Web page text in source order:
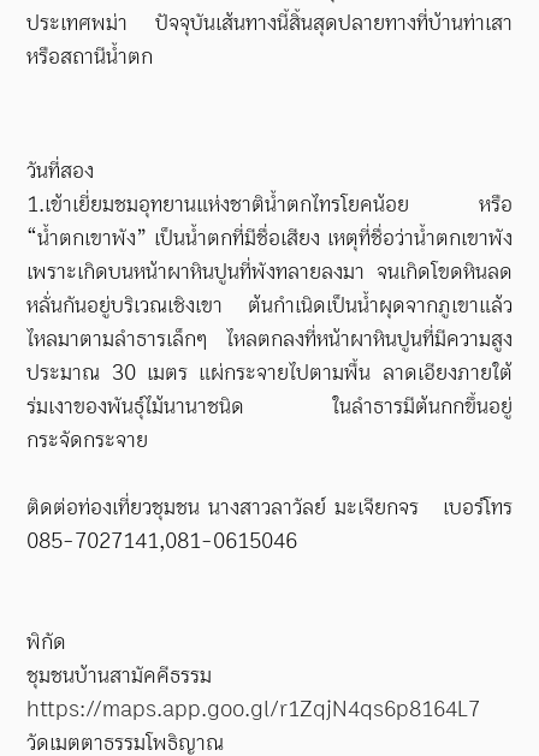
ประเทศพม่า ปัจจุบันเส้นทางนี้สิ้นสุดปลายทางที่บ้านท่าเสา
หรือสถานีน้ำตก
วันที่สอง
1.เข้าเยี่ยมชมอุทยานแห่งชาติน้ำตกไทรโยคน้อย หรือ
“น้ำตกเขาพัง” เป็นน้ำตกที่มีชื่อเสียง เหตุที่ชื่อว่าน้ำตกเขาพัง
เพราะเกิดบนหน้าผาหินปูนที่พังทลายลงมา จนเกิดโขดหินลด
หลั่นกันอยู่บริเวณเชิงเขา ต้นกำเนิดเป็นน้ำผุดจากภูเขาแล้ว
ไหลมาตามลำธารเล็กๆ ไหลตกลงที่หน้าผาหินปูนที่มีความสูง
ประมาณ 30 เมตร แผ่กระจายไปตามพื้น ลาดเอียงภายใต้
ร่มเงาของพันธุ์ไม้นานาชนิด ในลำธารมีต้นกกขึ้นอยู่
กระจัดกระจาย
ติดต่อท่องเที่ยวชุมชน นางสาวลาวัลย์ มะเจียกจร
เบอร์โทร
085-7027141 ,081-0615046
พิกัด
ชุมชนบ้านสามัคคีธรรม
https://maps.app.goo.gl/r1 ZqjN4qs6p8164 7
วัดเมตตาธรรมโพธิญาณ